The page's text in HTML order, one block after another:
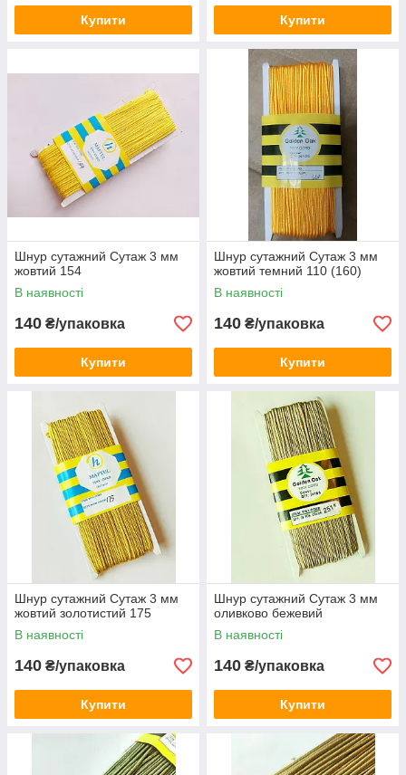
Купити Купити
Шнур сутажний Сутаж 3 мм
жовтий 154
В наявності
140 ₴/упаковка
Купити
Шнур сутажний Сутаж 3 мм
жовтий темний 110 (160)
В наявності
140 ₴/упаковка
Купити
Шнур сутажний Сутаж 3 мм
жовтий золотистий 175
В наявності
140 ₴/упаковка
Купити
Шнур сутажний Сутаж 3 мм
оливково бежевий
В наявності
140 ₴/упаковка
Купити